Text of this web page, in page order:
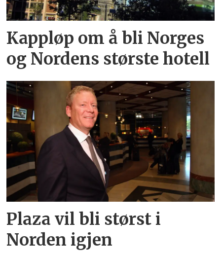
Kappløp om å bli Norges
og Nordens største hotell
Plaza vil bli størst i
Norden igjen